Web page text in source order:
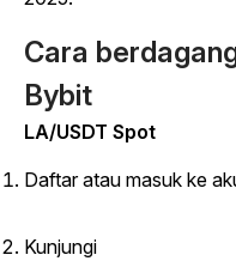
Cara
Bybit
LA/USDT Spot
Daftar atau masuk ke
Kunjungi